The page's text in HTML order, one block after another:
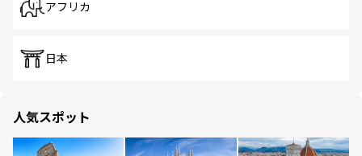
アフリカ
日本
人気スポット